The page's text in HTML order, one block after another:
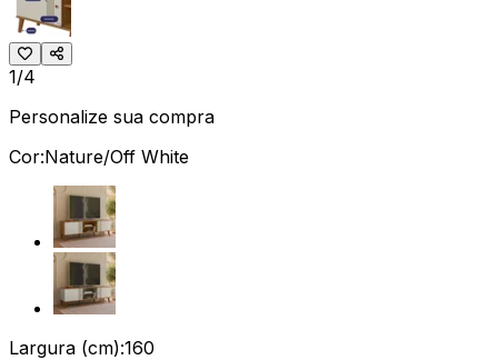
1/4
Personalize sua compra
Cor:Nature/Off White
Largura (cm):160